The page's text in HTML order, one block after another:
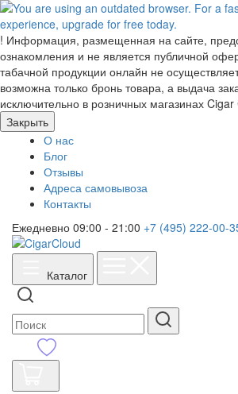
! Информация, размещенная на сайте,
ознакомления и не является публичной
табачной продукции онлайн не
возможна только бронь товара, а выдача
исключительно в розничных магазинах Cigar
Закрыть
О нас
Блог
Отзывы
Адреса самовывоза
Контакты
Ежедневно 09:00 - 21:00 +7 (495) 222-00-
Каталог